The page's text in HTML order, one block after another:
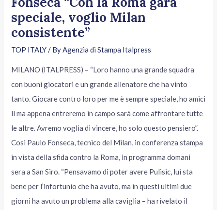
speciale, voglio Milan
consistente”
TOP ITALY/ ByAgenzia di Stampa Italpress
MILANO (ITALPRESS) – “Loro hanno una grande squadra
con buoni giocatori e un grande allenatore che ha vinto
tanto. Giocare contro loro per me è sempre speciale, ho amici
lì ma appena entreremo in campo sarà come affrontare tutte
le altre. Avremo voglia di vincere, ho solo questo pensiero”.
Così Paulo Fonseca, tecnico del Milan, in conferenza stampa
in vista della sfida contro la Roma, in programma domani
sera a San Siro. “Pensavamo di poter avere Pulisic, lui sta
bene per l’infortunio che ha avuto, ma in questi ultimi due
giorni ha avuto un problema alla caviglia – ha rivelato il